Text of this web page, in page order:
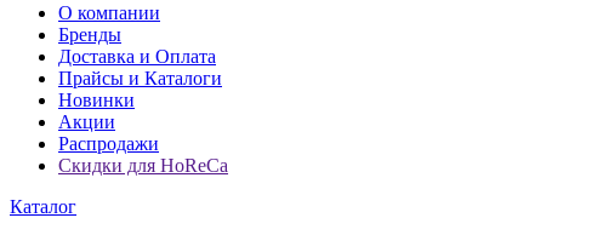
О компании
Бренды
Доставка и Оплата
Прайсы и Каталоги
Новинки
Акции
Распродажи
Скидки для HoReCa
Каталог